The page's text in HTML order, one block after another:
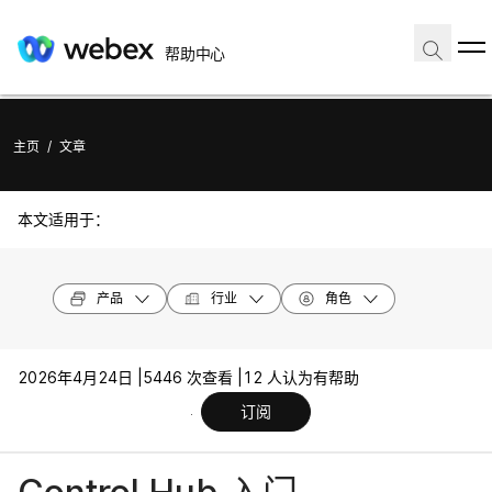
帮助中心
主页 / 文章
本文适用于：
产品 行业 角色
2026年4月24日 | 5446 次查看 |
12 人认为有帮助
订阅